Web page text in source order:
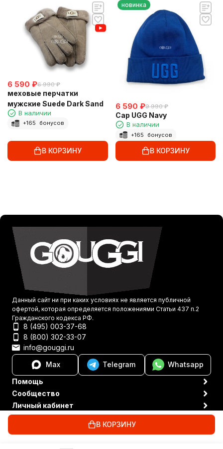
В КОРЗИНУ
6 590 ₽6 990 ₽
меховые перчатки
мужские Suede Dark Sand
В наличии
+165 бонусов
В КОРЗИНУ
новинка
6 590 ₽9 990 ₽
Cap UGG Navy
В наличии
+165 бонусов
В КОРЗИНУ
Данный сайт ни при каких условиях не является публичной
офертой, которая определяется положениями Статьи 437 п.2
Гражданского кодекса РФ.
8 (495) 003-37-68
8 (800) 302-33-07
info@gouggi.ru
Max
Telegram
Whatsapp
Помощь
Сообщество
Личный кабинет
Политика персональных данных